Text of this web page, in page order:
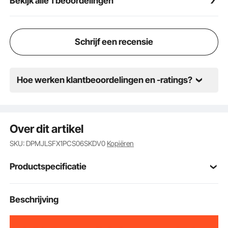
bovendien eenvoudig op de gewenste maat te
Schrijf een recensie
Hoe werken klantbeoordelingen en -ratings?
Over dit artikel
SKU: DPMJLSFX1PCS06SKDV0 Kopiëren
Productspecificatie
Artikelmodelnum
mer
Beschrijving